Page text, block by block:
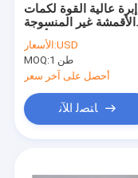
إبرة عالية القوة لكمات
الأقمشة غير المنسوجة
المستخدمة في الأريكة
المصنوعة من الطين
الصناعي
الأسعار:USD
MOQ:
1 طن
أحصل على آخر سعر
ﺎﺘﺼﻟ ﺍﻶﻧ